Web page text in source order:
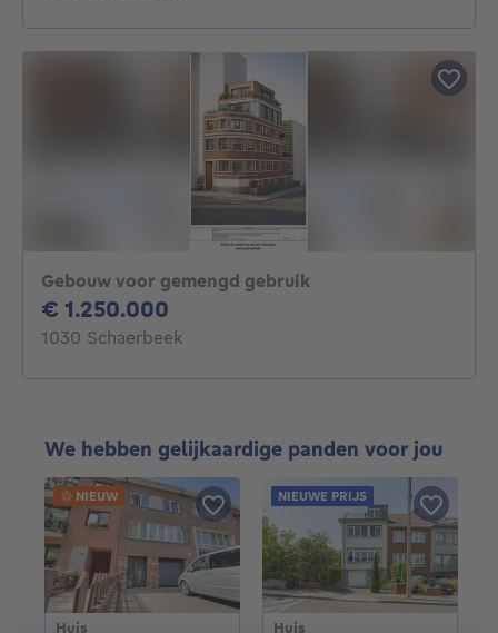
Gebouw voor gemengd gebruik
€ 1.250.000
1030 Schaerbeek
We hebben gelijkaardige panden voor jou
Huis
NIEUW
Huis
NIEUWE PRIJS